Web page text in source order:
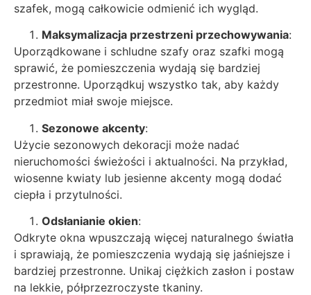
szafek, mogą całkowicie odmienić ich wygląd.
Maksymalizacja przestrzeni przechowywania:
Uporządkowane i schludne szafy oraz szafki mogą
sprawić, że pomieszczenia wydają się bardziej
przestronne. Uporządkuj wszystko tak, aby każdy
przedmiot miał swoje miejsce.
Sezonowe akcenty:
Użycie sezonowych dekoracji może nadać
nieruchomości świeżości i aktualności. Na przykład,
wiosenne kwiaty lub jesienne akcenty mogą dodać
ciepła i przytulności.
Odsłanianie okien:
Odkryte okna wpuszczają więcej naturalnego światła
i sprawiają, że pomieszczenia wydają się jaśniejsze i
bardziej przestronne. Unikaj ciężkich zasłon i postaw
na lekkie, półprzezroczyste tkaniny.